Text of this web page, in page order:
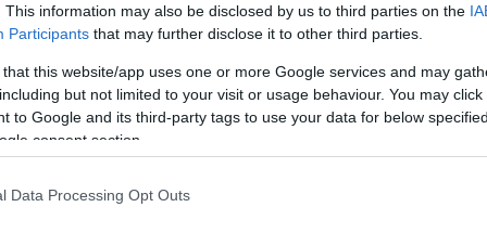
This information may also be disclosed by us to third parties on the
Participants that may further disclose it to other third parties.
that this website/app uses one or more Google services and may
but not limited to your visit or usage behaviour. You may
to Google and its third-party tags to use your data for below
consent section.
Data Processing Opt Outs
care dragostea trece prin stomac
durere și suferință în viața lor